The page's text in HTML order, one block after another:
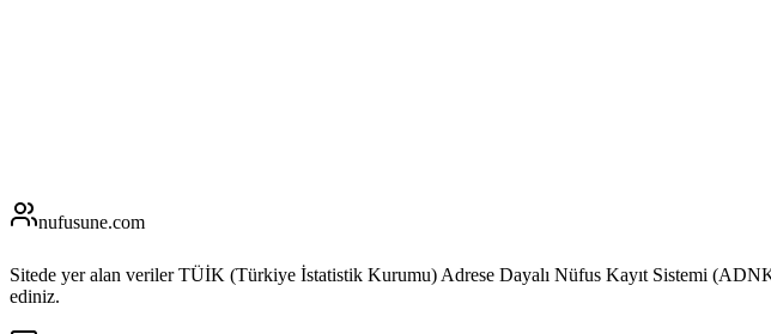
nufusune.com
Sitede yer alan veriler TÜİK (Türkiye İstatistik Kurumu) Adrese Dayalı Nüfus Kayıt Sistemi
ediniz.